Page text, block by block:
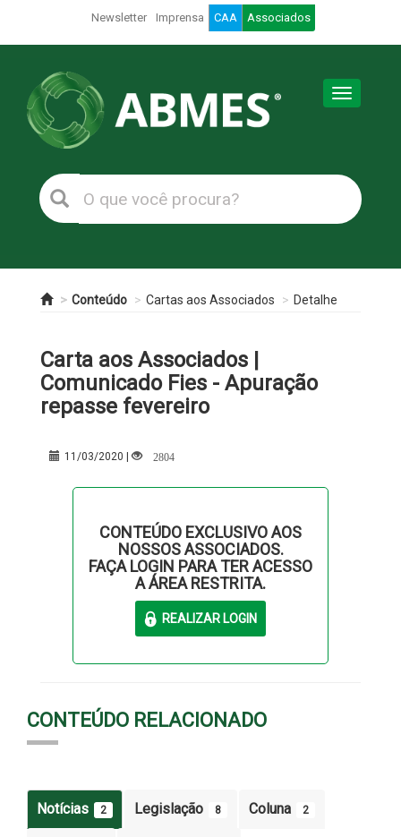
Newsletter Imprensa CAA Associados
Toggle
Conteúdo Cartas aos Associados Detalhe
Carta aos Associados |
Comunicado Fies - Apuração
repasse fevereiro
11/03/2020 | 2804
CONTEÚDO EXCLUSIVO AOS
NOSSOS ASSOCIADOS.
FAÇA LOGIN PARA TER ACESSO
A ÁREA RESTRITA.
CONTEÚDO RELACIONADO
Notícias 2 Legislação 8 Coluna 2